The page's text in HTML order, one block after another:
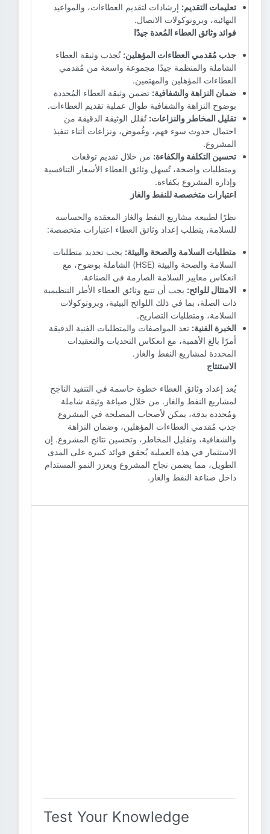
تعليمات التقديم: إرشادات لتقديم العطاءات، والمواعيد
النهائية، وبروتوكولات الاتصال.
فوائد وثائق العطاء المُعدة جيدًا
جذب مُقدمي العطاءات المؤهلين: تُجذب وثيقة العطاء
الشاملة والمنظمة جيدًا مجموعة واسعة من مُقدمي
العطاءات المؤهلين والمهتمين.
ضمان النزاهة والشفافية: تضمن وثيقة العطاء المُحددة
بوضوح النزاهة والشفافية طوال عملية تقديم العطاءات.
تقليل المخاطر والنزاعات: تُقلل الوثيقة الدقيقة من
احتمال حدوث سوء فهم، وغُموض، ونزاعات أثناء تنفيذ
المشروع.
تحسين التكلفة والكفاءة: من خلال تقديم توقعات
ومتطلبات واضحة، تُسهل وثائق العطاء الأسعار التنافسية
وإدارة المشروع بكفاءة.
اعتبارات متخصصة للنفط والغاز
نظرًا لطبيعة مشاريع النفط والغاز المعقدة والحساسة
للسلامة، يتطلب إعداد وثائق العطاء اعتبارات متخصصة:
متطلبات السلامة والصحة والبيئة: يجب تحديد متطلبات
السلامة والصحة والبيئة (HSE) الشاملة بوضوح، مع
انعكاس معايير السلامة الصارمة في الصناعة.
الامتثال للوائح: يجب أن تتبع وثائق العطاء الأطر التنظيمية
ذات الصلة، بما في ذلك اللوائح البيئية، وبروتوكولات
السلامة، ومتطلبات التصاريح.
الخبرة الفنية: تعد المواصفات والمتطلبات الفنية الدقيقة
أمرًا بالغ الأهمية، مع انعكاس التحديات والتعقيدات
المحددة لمشاريع النفط والغاز.
الاستنتاج
يُعد إعداد وثائق العطاء خطوة حاسمة في التنفيذ الناجح
لمشاريع النفط والغاز. من خلال صياغة وثيقة شاملة
ومُحددة بدقة، يمكن لأصحاب المصلحة في المشروع
جذب مُقدمي العطاءات المؤهلين، وضمان النزاهة
والشفافية، وتقليل المخاطر، وتحسين نتائج المشروع. إن
الاستثمار في هذه العملية يُحقق فوائد كبيرة على المدى
الطويل، مما يضمن نجاح المشروع ويعزز النمو المستدام
داخل صناعة النفط والغاز.
Test Your Knowledge